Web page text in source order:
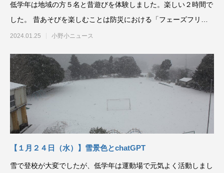
低学年は地域の方５名と昔遊びを体験しました。楽しい２時間で
した。 昔あそびを楽しむことは防災における「フェーズフリー
（
2024.01.25 小野小ニュース
【１月２４日（水）】雪景色とchatGPT
雪で登校が大変でしたが、低学年は運動場で元気よく活動しまし